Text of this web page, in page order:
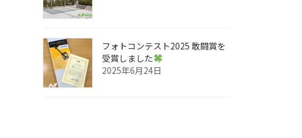
フォトコンテスト2025 敢闘賞を
受賞しました
2025年6月24日